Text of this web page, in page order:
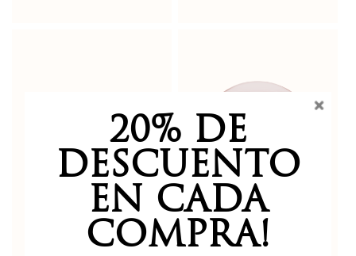
20% DE
DESCUENTO
EN CADA
COMPRA!